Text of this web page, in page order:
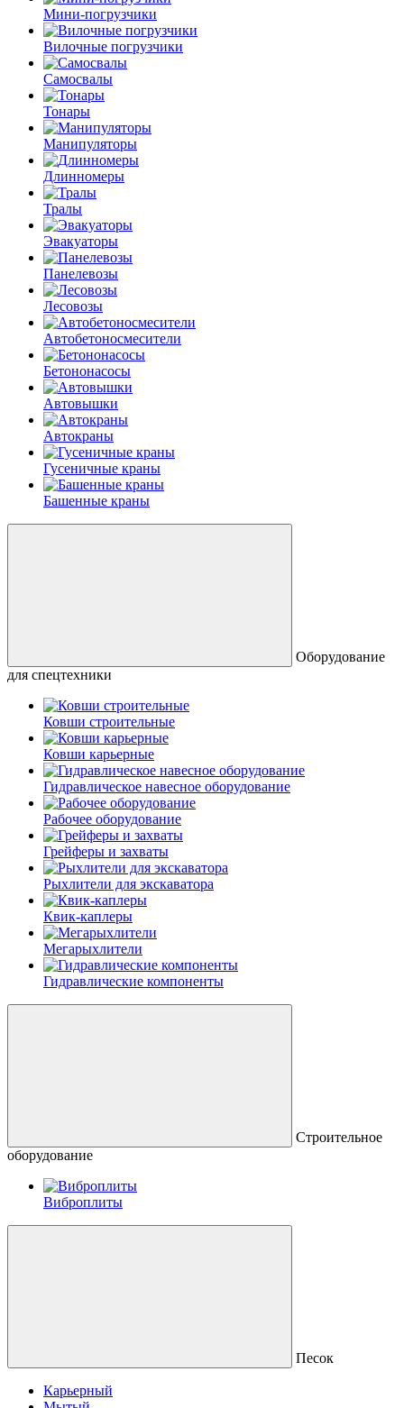
Мини-погрузчики
Вилочные погрузчики
Самосвалы
Тонары
Манипуляторы
Длинномеры
Тралы
Эвакуаторы
Панелевозы
Лесовозы
Автобетоно­смесители
Бетононасосы
Автовышки
Автокраны
Гусеничные краны
Башенные краны
Оборудование
для спецтехники
Ковши строительные
Ковши карьерные
Гидравлическое навесное оборудование
Рабочее оборудование
Грейферы и захваты
Рыхлители для экскаватора
Квик-каплеры
Мегарыхлители
Гидравлические компоненты
Строительное
оборудование
Виброплиты
Песок
Карьерный